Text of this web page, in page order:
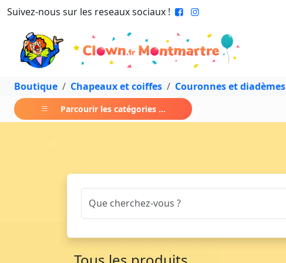
Suivez-nous sur les reseaux sociaux !
Boutique Chapeaux et coiffes Couronnes et diadèmes
Parcourir les catégories ...